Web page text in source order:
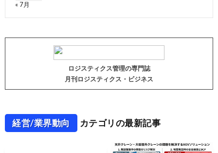
« 7月
ロジスティクス管理の専門誌
月刊ロジスティクス・ビジネス
経営/業界動向 カテゴリの最新記事